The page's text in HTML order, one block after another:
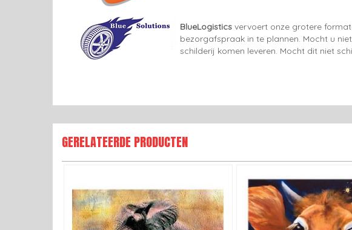
BlueLogistics vervoert onze grotere
bezorgafspraak in te plannen. Mocht u
schilderij komen leveren. Mocht dit niet
GERELATEERDE PRODUCTEN